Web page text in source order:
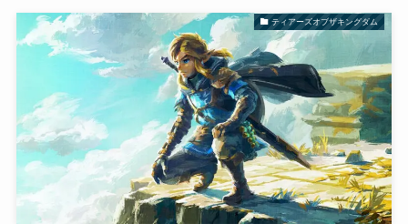
ティアーズオブザキングダム